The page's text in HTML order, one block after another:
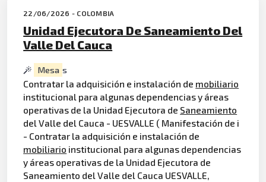
22/06/2026 - COLOMBIA
Unidad Ejecutora De Saneamiento Del
Valle Del Cauca
Mesa s
Contratar la adquisición e instalación de mobiliario
institucional para algunas dependencias y áreas
operativas de la Unidad Ejecutora de Saneamiento
del Valle del Cauca - UESVALLE ( Manifestación de i
- Contratar la adquisición e instalación de
mobiliario institucional para algunas dependencias
y áreas operativas de la Unidad Ejecutora de
Saneamiento del Valle del Cauca UESVALLE,